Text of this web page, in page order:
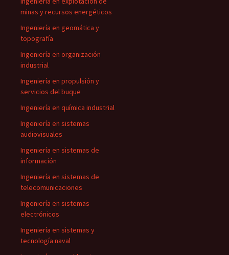
minas y recursos energéticos
Ingeniería en geomática y
topografía
Ingeniería en organización
industrial
Ingeniería en propulsión y
servicios del buque
Ingeniería en química industrial
Ingeniería en sistemas
audiovisuales
Ingeniería en sistemas de
información
Ingeniería en sistemas de
telecomunicaciones
Ingeniería en sistemas
electrónicos
Ingeniería en sistemas y
tecnología naval